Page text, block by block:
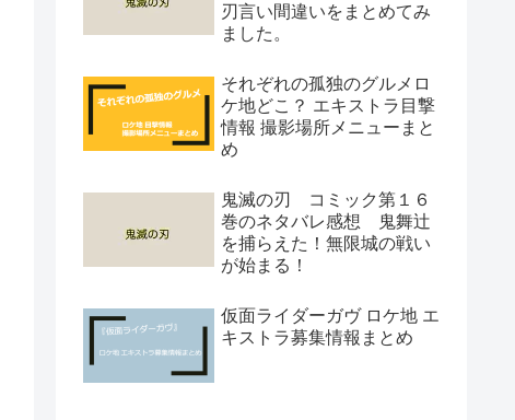
刃言い間違いをまとめてみ
ました。
それぞれの孤独のグルメロ
ケ地どこ？ エキストラ目撃
情報 撮影場所メニューまと
め
鬼滅の刃 コミック第１６
巻のネタバレ感想 鬼舞辻
を捕らえた！無限城の戦い
が始まる！
仮面ライダーガヴ ロケ地 エ
キストラ募集情報まとめ